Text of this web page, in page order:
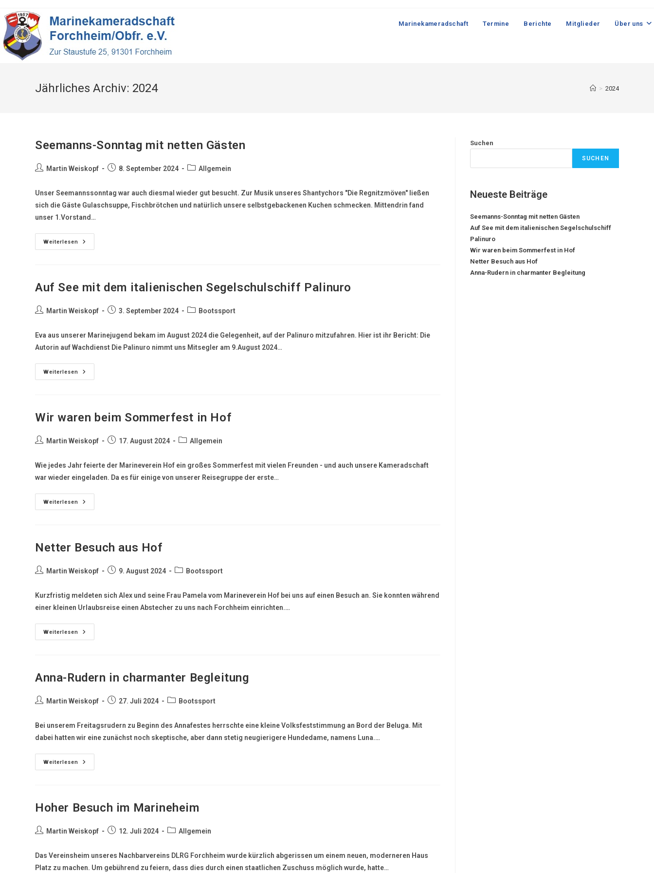
Marinekameradschaft Termine Berichte Mitglieder Über uns
Jährliches Archiv: 2024 > 2024
Seemanns-Sonntag mit netten Gästen
Martin Weiskopf 8. September 2024 Allgemein
Unser Seemannssonntag war auch diesmal wieder gut besucht. Zur Musik unseres Shantychors "Die Regnitzmöven" ließen
sich die Gäste Gulaschsuppe, Fischbrötchen und natürlich unsere selbstgebackenen Kuchen schmecken. Mittendrin fand
unser 1.Vorstand…
Weiterlesen
Auf See mit dem italienischen Segelschulschiff Palinuro
Martin Weiskopf 3. September 2024 Bootssport
Eva aus unserer Marinejugend bekam im August 2024 die Gelegenheit, auf der Palinuro mitzufahren. Hier ist ihr Bericht: Die
Autorin auf Wachdienst Die Palinuro nimmt uns Mitsegler am 9.August 2024…
Weiterlesen
Wir waren beim Sommerfest in Hof
Martin Weiskopf 17. August 2024 Allgemein
Wie jedes Jahr feierte der Marineverein Hof ein großes Sommerfest mit vielen Freunden - und auch unsere Kameradschaft
war wieder eingeladen. Da es für einige von unserer Reisegruppe der erste…
Weiterlesen
Netter Besuch aus Hof
Martin Weiskopf 9. August 2024 Bootssport
Kurzfristig meldeten sich Alex und seine Frau Pamela vom Marineverein Hof bei uns auf einen Besuch an. Sie konnten während
einer kleinen Urlaubsreise einen Abstecher zu uns nach Forchheim einrichten.…
Weiterlesen
Anna-Rudern in charmanter Begleitung
Martin Weiskopf 27. Juli 2024 Bootssport
Bei unserem Freitagsrudern zu Beginn des Annafestes herrschte eine kleine Volksfeststimmung an Bord der Beluga. Mit
dabei hatten wir eine zunächst noch skeptische, aber dann stetig neugierigere Hundedame, namens Luna.…
Weiterlesen
Hoher Besuch im Marineheim
Martin Weiskopf 12. Juli 2024 Allgemein
Das Vereinsheim unseres Nachbarvereins DLRG Forchheim wurde kürzlich abgerissen um einem neuen, moderneren Haus
Platz zu machen. Um gebührend zu feiern, dass dies durch einen staatlichen Zuschuss möglich wurde, hatte…
Suchen
SUCHEN
Neueste Beiträge
Seemanns-Sonntag mit netten Gästen
Auf See mit dem italienischen Segelschulschiff
Palinuro
Wir waren beim Sommerfest in Hof
Netter Besuch aus Hof
Anna-Rudern in charmanter Begleitung